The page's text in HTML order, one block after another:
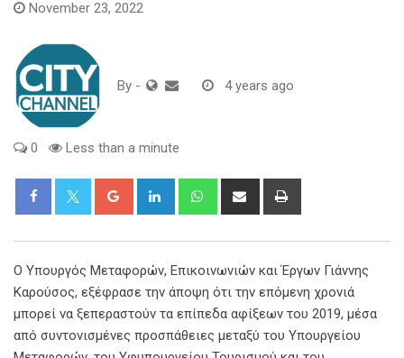
November 23, 2022
By - 4 years ago
0 Less than a minute
Google+ LinkedIn WhatsappShare
Ο Υπουργός Μεταφορών, Επικοινωνιών και Έργων Γιάννης
Καρούσος, εξέφρασε την άποψη ότι την επόμενη χρονιά
μπορεί να ξεπεραστούν τα επίπεδα αφίξεων του 2019, μέσα
από συντονισμένες προσπάθειες μεταξύ του Υπουργείου